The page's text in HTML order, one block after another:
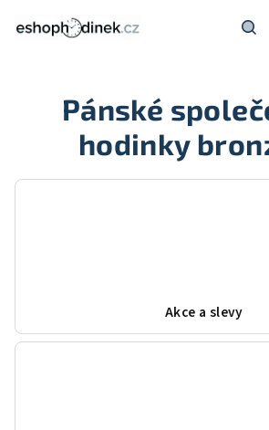
Pánské
hodinky
Akce a slevy